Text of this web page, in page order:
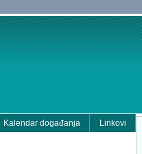
Kalendar događanja Linkovi